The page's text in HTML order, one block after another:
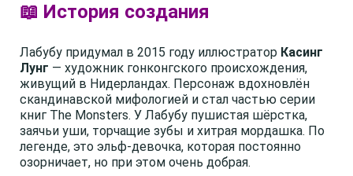
📖 История создания
Лабубу придумал в 2015 году иллюстратор Касинг
Лунг — художник гонконгского происхождения,
живущий в Нидерландах. Персонаж вдохновлён
скандинавской мифологией и стал частью серии
книг The Monsters. У Лабубу пушистая шёрстка,
заячьи уши, торчащие зубы и хитрая мордашка. По
легенде, это эльф-девочка, которая постоянно
озорничает, но при этом очень добрая.